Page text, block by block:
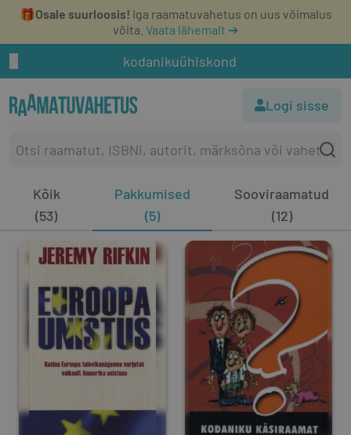
🎁Osale suurloosis! Iga raamatuvahetus on uus võimalus
võita. Vaata lähemalt ➔
kodanikuühiskond
Logi sisse
Kõik
(53)
Pakkumised
(5)
Sooviraamatud
(12)